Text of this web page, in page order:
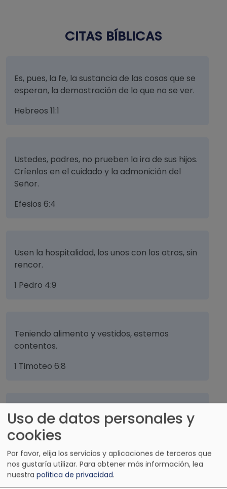
CITAS BÍBLICAS
Es, pues, la fe, la sustancia de las cosas que se
esperan, la demostración de lo que no se ver.
Hebreos 11:1
Ustedes, padres, no prueben la ira de sus hijos.
Críenlos en el cuidado y la admonición del
Señor.
Efesios 6:4
Usen la hospitalidad, los unos con los otros, sin
rencor.
1 Pedro 4:9
Teniendo alimento y vestidos, estemos
contentos.
1 Timoteo 6:8
Porque encenderás mi vela, Jehová, mi Dios,
alumbrará mis tinieblas.
Salmos 18:28
Uso de datos personales y
cookies
Por favor, elija los servicios y aplicaciones de terceros que
nos gustaría utilizar. Para obtener más información, lea
nuestra política de privacidad.